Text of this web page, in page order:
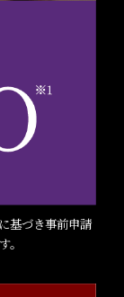
基づき事前申請
。